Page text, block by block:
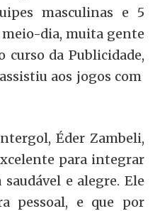
masculinas e 5
dia, muita gente
da Publicidade,
aos jogos com
Éder Zambeli,
para integrar
e alegre. Ele
pessoal, e que por